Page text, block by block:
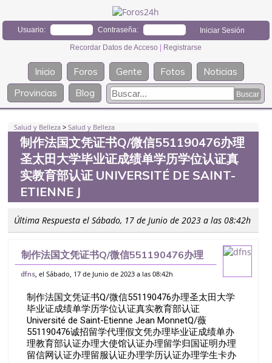
Usuario: Contraseña:
Recordar Datos de Acceso Registrarse
Inicio Foros Gente Fotos
Noticias
Provincias
Blog
Salud y Belleza >Salud y Belleza
制作法国文凭证书Q/微信551190476办理
圣太田大学毕业证成绩单学历学位认证真
实教育部认证 UNIVERSITÉ DE SAINT-
ETIENNE J
Última Respuesta el Sábado, 17 de Junio de 2023 a las 08:42h
制作法国文凭证书Q/微信551190476办理
圣太田大学毕业证成绩单学历学位认证真实
dfns, el Sábado, 17 de Junio de 2023 a las 08:42h
制作法国文凭证书Q/微信551190476办理圣太田大学
毕业证成绩单学历学位认证真实教育部认证
Université de Saint-Etienne Jean MonnetQ/薇
551190476诚招留学代理假文凭办理毕业证成绩单办
理教育部认证办理大使馆认证办理留学归国证明办理
留信网认证办理留服认证办理学历认证办理学生卡办